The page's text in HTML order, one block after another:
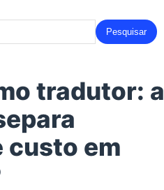
tradutor: a
custo em